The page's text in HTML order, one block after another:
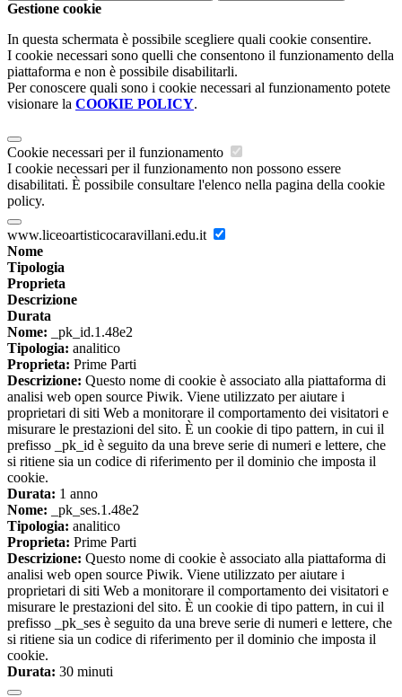
Gestione cookie
In questa schermata è possibile scegliere quali cookie consentire.
I cookie necessari sono quelli che consentono il funzionamento della
piattaforma e non è possibile disabilitarli.
Per conoscere quali sono i cookie necessari al funzionamento potete
visionare la COOKIE POLICY.
Cookie necessari per il funzionamento
I cookie necessari per il funzionamento non possono essere
disabilitati. È possibile consultare l'elenco nella pagina della cookie
policy.
www.liceoartisticocaravillani.edu.it
Nome
Tipologia
Proprieta
Descrizione
Durata
Nome: _pk_id.1.48e2
Tipologia: analitico
Proprieta: Prime Parti
Descrizione: Questo nome di cookie è associato alla piattaforma di
analisi web open source Piwik. Viene utilizzato per aiutare i
proprietari di siti Web a monitorare il comportamento dei visitatori e
misurare le prestazioni del sito. È un cookie di tipo pattern, in cui il
prefisso _pk_id è seguito da una breve serie di numeri e lettere, che
si ritiene sia un codice di riferimento per il dominio che imposta il
cookie.
Durata: 1 anno
Nome: _pk_ses.1.48e2
Tipologia: analitico
Proprieta: Prime Parti
Descrizione: Questo nome di cookie è associato alla piattaforma di
analisi web open source Piwik. Viene utilizzato per aiutare i
proprietari di siti Web a monitorare il comportamento dei visitatori e
misurare le prestazioni del sito. È un cookie di tipo pattern, in cui il
prefisso _pk_ses è seguito da una breve serie di numeri e lettere, che
si ritiene sia un codice di riferimento per il dominio che imposta il
cookie.
Durata: 30 minuti